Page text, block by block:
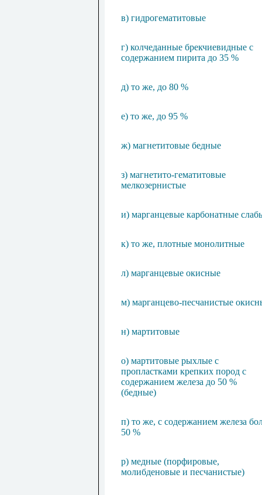
в) гидрогематитовые
г) колчеданные брекчиевидные с
содержанием пирита до 35 %
д) то же, до 80 %
е) то же, до 95 %
ж) магнетитовые бедные
з) магнетито-гематитовые
мелкозернистые
и) марганцевые карбонатные
к) то же, плотные монолитные
л) марганцевые окисные
м) марганцево-песчанистые
н) мартитовые
о) мартитовые рыхлые с
пропластками крепких пород с
содержанием железа до 50 %
(бедные)
п) то же, с содержанием железа
50 %
р) медные (порфировые,
молибденовые и песчанистые)